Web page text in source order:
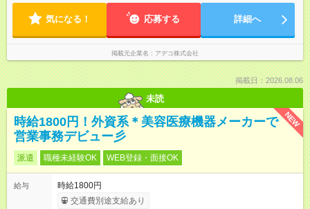
気になる！ 応募する 詳細へ
掲載元企業名 アデコ株式会社
掲載日：2026.08.06
未読
NEW
時給1800円！外資系＊美容医療機器メーカーで
営業事務デビュー彡
派遣 職種未経験OK WEB登録・面接OK
給与
時給1800円
交通費別途支給あり